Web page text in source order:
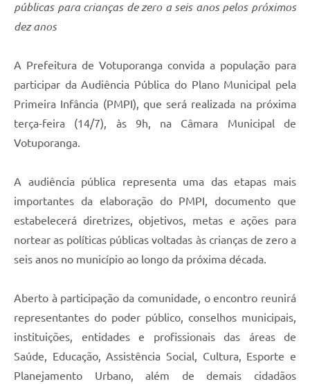
Contato
públicas para crianças de zero a seis anos pelos próximos
dez anos
A Prefeitura de Votuporanga convida a população para
participar da Audiência Pública do Plano Municipal pela
Primeira Infância (PMPI), que será realizada na próxima
terça-feira (14/7), às 9h, na Câmara Municipal de
Votuporanga.
A audiência pública representa uma das etapas mais
importantes da elaboração do PMPI, documento que
estabelecerá diretrizes, objetivos, metas e ações para
nortear as políticas públicas voltadas às crianças de zero a
seis anos no município ao longo da próxima década.
Aberto à participação da comunidade, o encontro reunirá
representantes do poder público, conselhos municipais,
instituições, entidades e profissionais das áreas de
Saúde, Educação, Assistência Social, Cultura, Esporte e
Planejamento Urbano, além de demais cidadãos